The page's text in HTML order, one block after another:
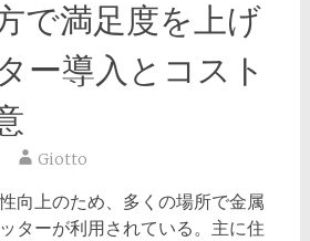
で満足度を上げ
ー導入とコスト
Giotto
向上のため、多くの場所で金属
ターが利用されている。 主に住